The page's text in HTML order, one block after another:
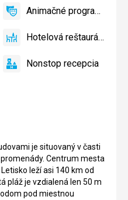
je situovaný v časti
Centrum mesta
leží asi 140 km od
pláž je vzdialená len 50 m
pod miestnou
Animačné
Animačné programy
áno
Hotelová
Hotelová reštaurácia
áno
NonstopNonstop recepcia
áno